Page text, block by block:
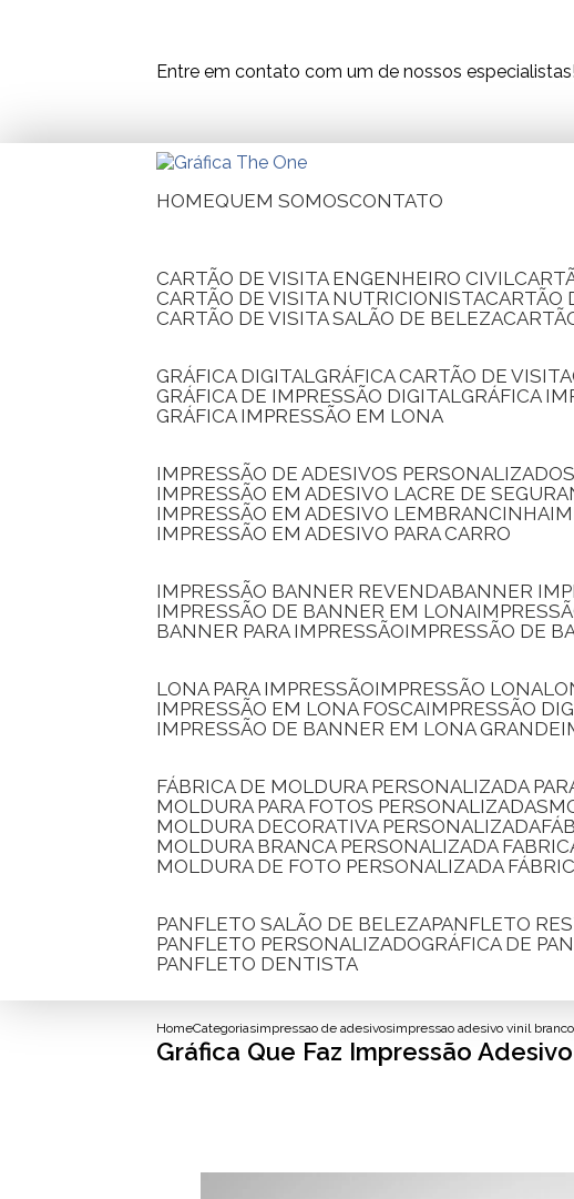
Entre em contato com um de nossos especialistas!
HOME QUEM SOMOS CONTATO
CARTÃO DE VISITA ENGENHEIRO CIVIL
CARTÃO DE VISITA NUTRICIONISTA
CARTÃO DE VISITA SALÃO DE BELEZA
GRÁFICA DIGITAL
GRÁFICA CARTÃO DE VISITA
GRÁFICA DE IMPRESSÃO DIGITAL
GRÁFICA
GRÁFICA IMPRESSÃO EM LONA
IMPRESSÃO DE ADESIVOS PERSONALIZADOS
IMPRESSÃO EM ADESIVO LACRE DE
IMPRESSÃO EM ADESIVO LEMBRANCINHA
IMPRESSÃO EM ADESIVO PARA CARRO
IMPRESSÃO BANNER REVENDA
BANNER
IMPRESSÃO DE BANNER EM LONA
BANNER PARA IMPRESSÃO IMPRESSÃO DE
LONA PARA IMPRESSÃO IMPRESSÃO LONA
IMPRESSÃO EM LONA FOSCA IMPRESSÃO
IMPRESSÃO DE BANNER EM LONA GRANDE
FÁBRICA DE MOLDURA PERSONALIZADA
MOLDURA PARA FOTOS PERSONALIZADAS
MOLDURA DECORATIVA PERSONALIZADA
MOLDURA BRANCA PERSONALIZADA
MOLDURA DE FOTO PERSONALIZADA
PANFLETO SALÃO DE BELEZA PANFLETO
PANFLETO PERSONALIZADO
GRÁFICA DE
PANFLETO DENTISTA
HomeCategoriasimpressao de adesivosimpressao adesivo vinil branco
Gráfica Que Faz Impressão